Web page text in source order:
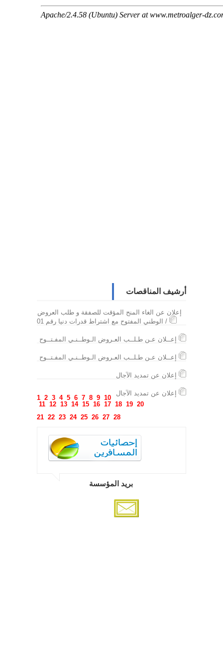
أرشيف المناقصات
إعلان عن الغاء المنح المؤقت للصفقة و طلب العروض
الوطني المفتوح مع اشتراط قدرات دنيا رقم 01 /
1 2 3 4 5 6 7 8 9 10
11 12 13 14 15 16 17 18 19 20
21 22 23 24 25 26 27 28
بريد المؤسسة